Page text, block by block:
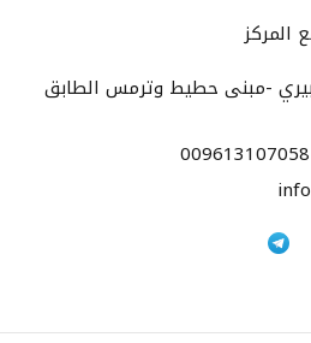
المركز
-مبنى حطيط وترمس الطابق